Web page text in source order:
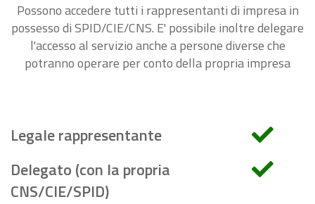
Possono accedere tutti i rappresentanti di impresa in
possesso di SPID/CIE/CNS. E' possibile inoltre delegare
l'accesso al servizio anche a persone diverse che
potranno operare per conto della propria impresa
Legale rappresentante
Delegato (con la propria
CNS/CIE/SPID)